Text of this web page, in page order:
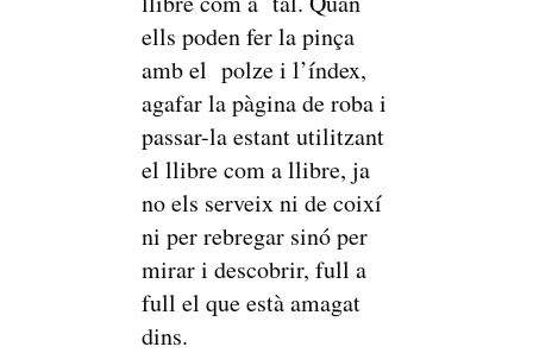
ells poden fer la pinça
amb el polze i l’índex,
agafar la pàgina de roba i
passar-la estant utilitzant
el llibre com a llibre, ja
no els serveix ni de coixí
ni per rebregar sinó per
mirar i descobrir, full a
full el que està amagat
dins.